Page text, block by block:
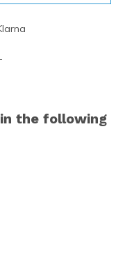
the following